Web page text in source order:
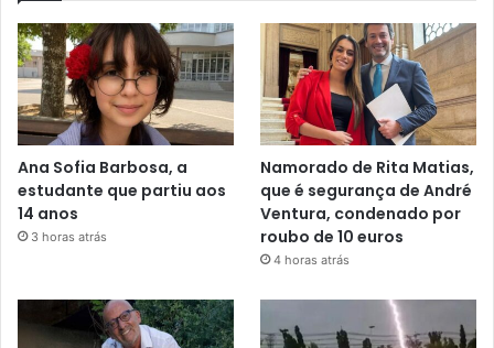
Ana Sofia Barbosa, a
estudante que partiu aos
14 anos
3 horas atrás
Namorado de Rita Matias,
que é segurança de André
Ventura, condenado por
roubo de 10 euros
4 horas atrás